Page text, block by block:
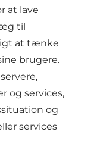
at lave
til
at tænke
brugere.
og services,
og
services